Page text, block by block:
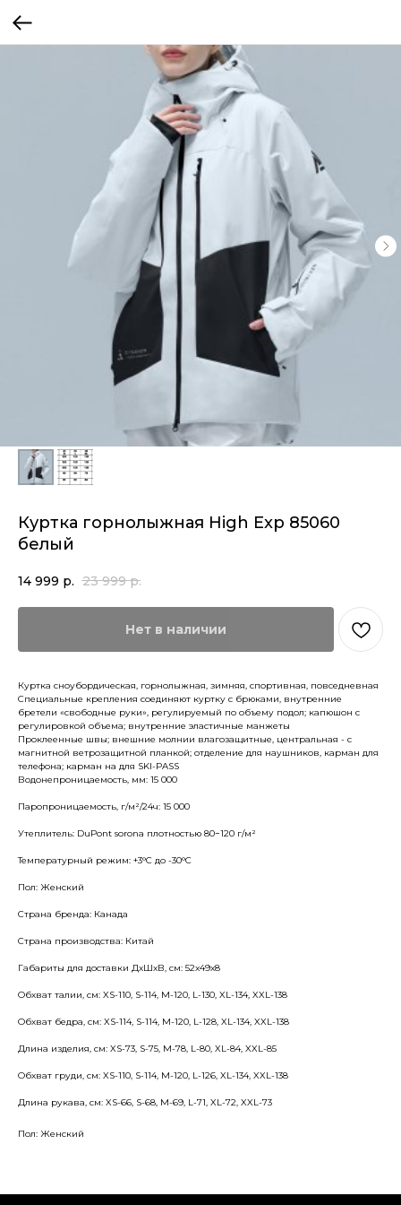
Куртка горнолыжная High Exp 85060
белый
14 999 р. 23 999 р.
Нет в наличии
Куртка сноубордическая, горнолыжная, зимняя, спортивная, повседневная
Специальные крепления соединяют куртку с брюками, внутренние
бретели «свободные руки», регулируемый по объему подол; капюшон с
регулировкой объема; внутренние эластичные манжеты
Проклеенные швы; внешние молнии влагозащитные, центральная - с
магнитной ветрозащитной планкой; отделение для наушников, карман для
телефона; карман на для SKI-PASS
Водонепроницаемость, мм: 15 000
Паропроницаемость, г/м²/24ч: 15 000
Утеплитель: DuPont sorona плотностью 80−120 г/м²
Температурный режим: +3°С до -30°С
Пол: Женский
Страна бренда: Канада
Страна производства: Китай
Габариты для доставки ДхШхВ, см: 52x49x8
Обхват талии, см: XS-110, S-114, M-120, L-130, XL-134, XXL-138
Обхват бедра, см: XS-114, S-114, M-120, L-128, XL-134, XXL-138
Длина изделия, см: XS-73, S-75, M-78, L-80, XL-84, XXL-85
Обхват груди, см: XS-110, S-114, M-120, L-126, XL-134, XXL-138
Длина рукава, см: XS-66, S-68, M-69, L-71, XL-72, XXL-73
Пол: Женский